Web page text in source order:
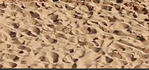
Mapa web
Planning agències
Desenvolupat
per
Binary
Menorca